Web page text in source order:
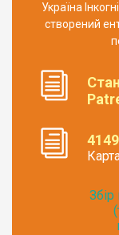
Україна
створений